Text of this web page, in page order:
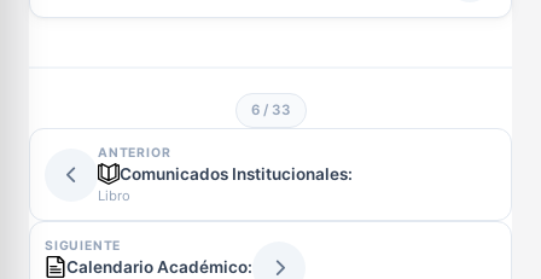
ANTERIOR
Comunicados Institucionales:
Libro
6 / 33
SIGUIENTE
Calendario Académico: